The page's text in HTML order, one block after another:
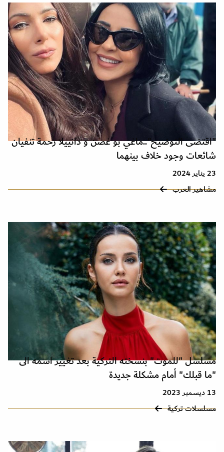
"اقتضى التوضيح"..ماغي بو غصن و دانييلا رحمة تنفيان
شائعات وجود خلاف بينهما
23 يناير 2024
مشاهير العرب
مسلسل "للموت" بنسخته التركية بعد تغيير اسمه الى
"ما قبلك" أمام مشكلة جديدة
13 ديسمبر 2023
مسلسلات تركية